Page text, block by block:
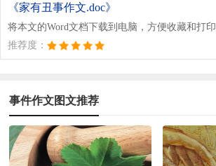
《家有丑事作文.doc》
将本文的Word文档下载到电脑，方便收藏和打印
推荐度：
事件作文图文推荐